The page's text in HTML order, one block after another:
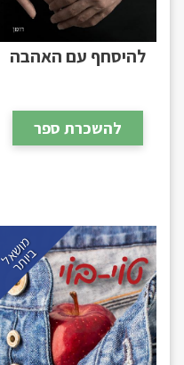
להיסחף עם האהבה
להשכרת ספר
מ
ו
ש
א
ל
ב
י
ו
ת
ר